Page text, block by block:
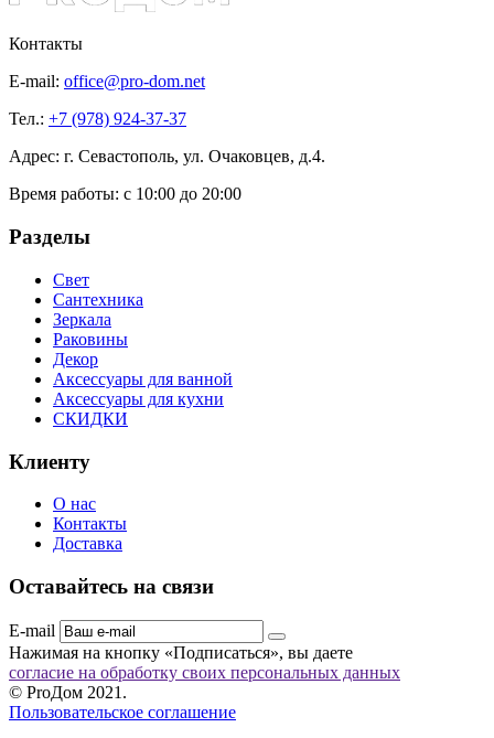
Контакты
E-mail: office@pro-dom.net
Тел.: +7 (978) 924-37-37
Адрес: г. Севастополь, ул. Очаковцев, д.4.
Время работы: с 10:00 до 20:00
Разделы
Свет
Сантехника
Зеркала
Раковины
Декор
Аксессуары для ванной
Аксессуары для кухни
СКИДКИ
Клиенту
О нас
Контакты
Доставка
Оставайтесь на связи
E-mail
Нажимая на кнопку «Подписаться», вы даете
согласие на обработку своих персональных данных
© ProДом 2021.
Пользовательское соглашение